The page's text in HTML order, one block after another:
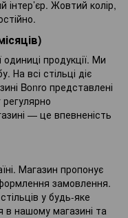
інтер’єр. Жовтий колір,
продукції. Ми
На всі стільці діє
Bonro представлені
— це впевненість
Магазин пропонує
замовлення.
у будь-яке
в нашому магазині та